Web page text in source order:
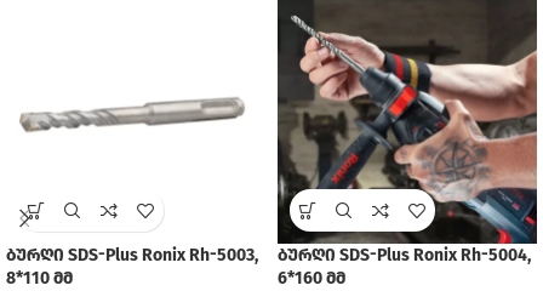
ბურღი SDS-Plus Ronix Rh-5003,
8*110 მმ
ბურღი SDS-Plus Ronix Rh-5004,
6*160 მმ